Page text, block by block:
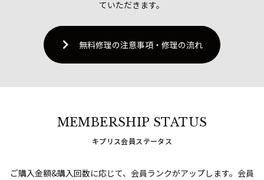
ていただきます。
無料修理の注意事項・修理の流れ
MEMBERSHIP STATUS
キプリス会員ステータス
ご購入金額&購入回数に応じて、会員ランクがアップします。 会員